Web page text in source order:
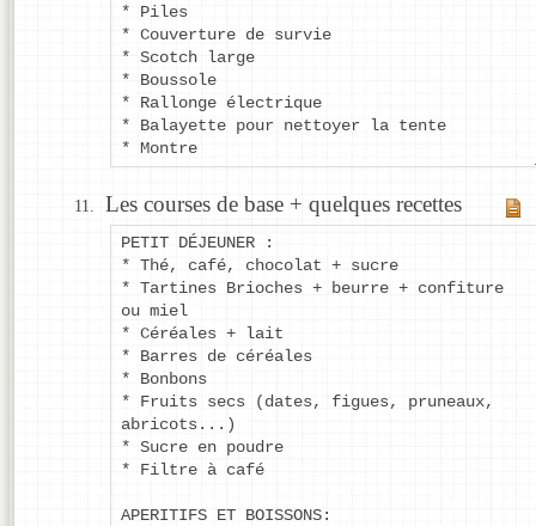
* Piles
* Couverture de survie
* Scotch large
* Boussole
* Rallonge électrique
* Balayette pour nettoyer la tente
* Montre
Les courses de base + quelques recettes
PETIT DÉJEUNER :
* Thé, café, chocolat + sucre
* Tartines Brioches + beurre + confiture
ou miel
* Céréales + lait
* Barres de céréales
* Bonbons
* Fruits secs (dates, figues, pruneaux,
abricots...)
* Sucre en poudre
* Filtre à café
APERITIFS ET BOISSONS: